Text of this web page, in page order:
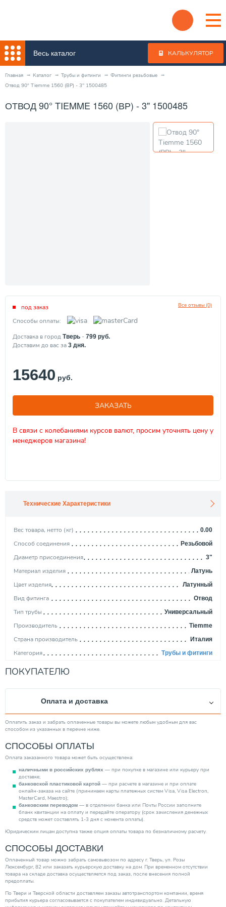
Весь каталог КАЛЬКУЛЯТОР
Главная Каталог Трубы и фитинги
Фитинги резьбовые
Отвод 90° Tiemme 1560 (ВР) - 3" 1500485
ОТВОД 90° TIEMME 1560 (ВР) - 3" 1500485
Все отзывы (0)
под заказ
Способы оплаты:
Доставка в город Тверь - 799 руб.
Доставим до вас за 3 дня.
15640 руб.
ЗАКАЗАТЬ
В связи с колебаниями курсов валют, просим уточнять цену у
менеджеров магазина!
Технические Характеристики
Вес товара, нетто (кг) 0.00
Способ соединения Резьбовой
Диаметр присоединения 3"
Материал изделия Латунь
Цвет изделия Латунный
Вид фитинга Отвод
Тип трубы Универсальный
Производитель Tiemme
Страна производитель Италия
Категория Трубы и фитинги
ПОКУПАТЕЛЮ
Оплата и доставка
Оплатить заказ и забрать оплаченные товары вы можете любым удобным для вас
способом из указанных в перечне ниже.
СПОСОБЫ ОПЛАТЫ
Оплата заказанного товара может быть осуществлена:
наличными в российских рублях — при покупке в магазине или курьеру при
доставке;
банковской пластиковой картой — при расчете в магазине и при оплате
онлайн-заказа на сайте (принимаем карты платежных систем Visa, Visa Electron,
MasterCard, Maestro);
банковским переводом — в отделении банка или Почты России заполните
бланк квитанции на оплату и передайте оператору (срок зачисления денежных
средств может составлять 1-3 дня с момента оплаты).
Юридическим лицам доступна также опция оплаты товара по безналичному расчету.
СПОСОБЫ ДОСТАВКИ
Оплаченный товар можно забрать самовывозом по адресу г. Тверь, ул. Розы
Люксембург, 82 или заказать курьерскую доставку на дом. При временном отсутствии
товара на складе доставка осуществляется под заказ, после внесения полной
предоплаты.
По Твери и Тверской области доставляем заказы автотранспортом компании, время
прибытия курьера согласовывается с покупателем индивидуально. Детальную